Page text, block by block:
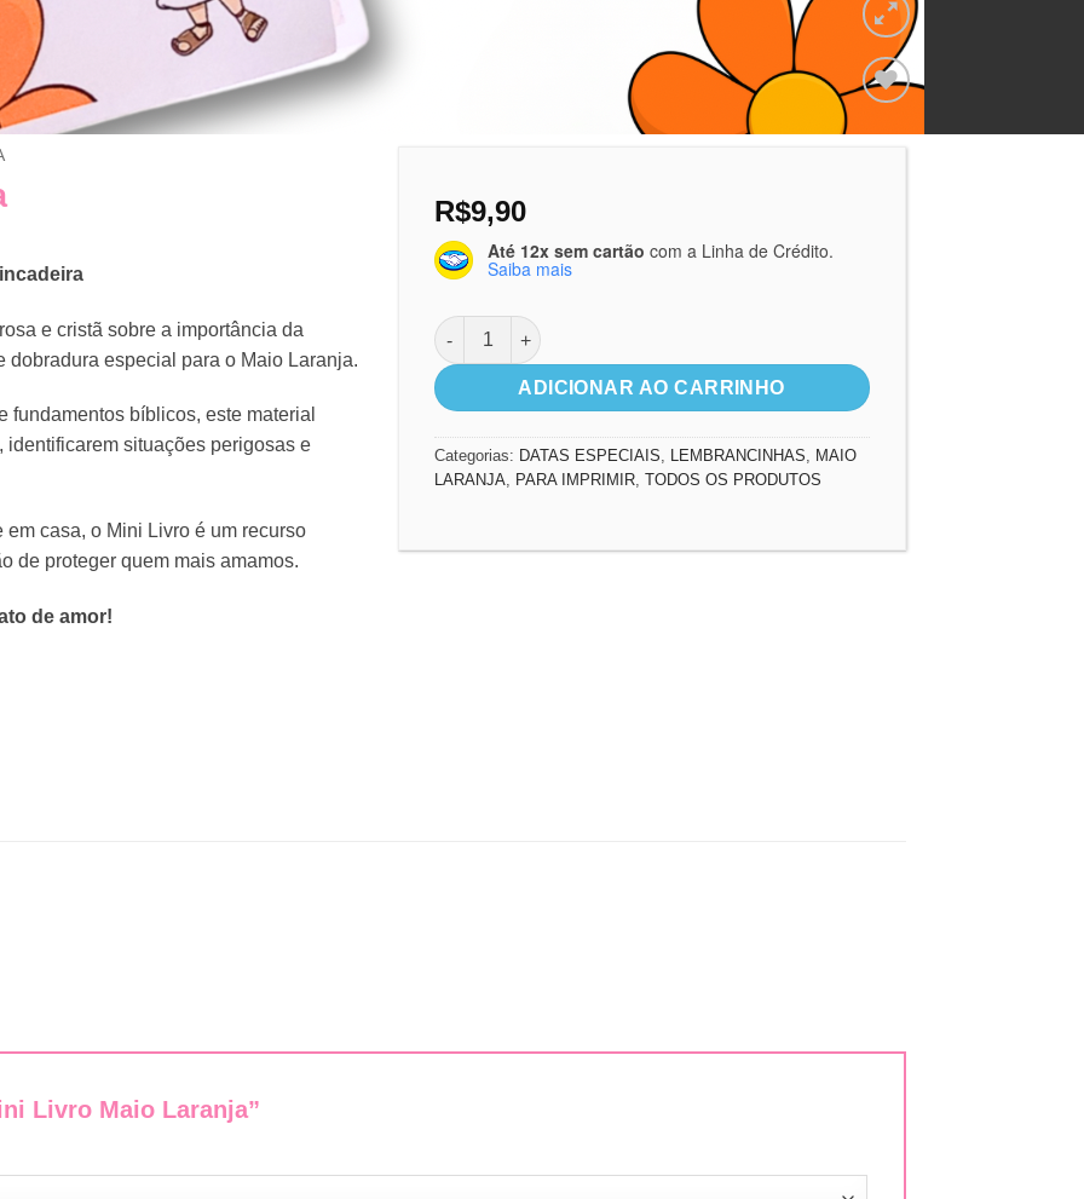
Adicionar
e cristã sobre a importância da
dobradura especial para o Maio Laranja.
bíblicos, este material
situações perigosas e
casa, o Mini Livro é um recurso
de proteger quem mais amamos.
de amor!
R$9,90
Até 12x sem cartão com a Linha de Crédito.
Saiba mais
Mini Livro Maio Laranja quantidade
ADICIONAR AO CARRINHO
Categorias: DATAS ESPECIAIS LEMBRANCINHAS
MAIO
LARANJA
PARA IMPRIMIR TODOS OS PRODUTOS
Livro Maio Laranja”